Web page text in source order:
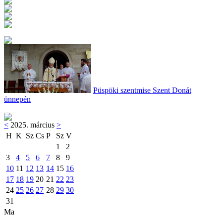
Püspöki szentmise Szent Donát
ünnepén
< 2025. március >
H K Sz Cs P Sz V
1
2
3
4 5 6 7 8
9
10 11 12 13 14 15 16
17 18 19 20 21 22 23
24 25 26 27 28 29 30
31
Ma